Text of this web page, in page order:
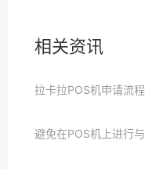
相关资讯
拉卡拉POS机申请流程及审核时间全解析
避免在POS机上进行与业务无关的操作，以免影响性能。